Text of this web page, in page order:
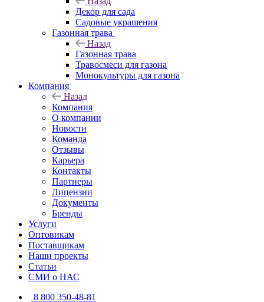
Декор для сада
Садовые украшения
Газонная трава
Назад
Газонная трава
Травосмеси для газона
Монокультуры для газона
Компания
Назад
Компания
О компании
Новости
Команда
Отзывы
Карьера
Контакты
Партнеры
Лицензии
Документы
Бренды
Услуги
Оптовикам
Поставщикам
Наши проекты
Статьи
СМИ о НАС
8 800 350-48-81